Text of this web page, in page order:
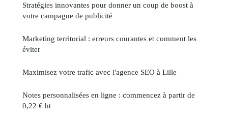
Stratégies innovantes pour donner un coup de boost à
votre campagne de publicité
Marketing territorial : erreurs courantes et comment les
éviter
Maximisez votre trafic avec l'agence SEO à Lille
Notes personnalisées en ligne : commencez à partir de
0,22 € ht